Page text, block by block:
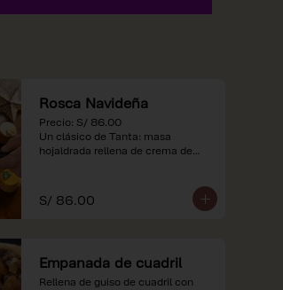
Rosca Navideña
Precio: S/ 86.00
Un clásico de Tanta: masa
hojaldrada rellena de crema de
expresados en soles e incluyen
S/ 86.00
Empanada de cuadril
Rellena de guiso de cuadril con